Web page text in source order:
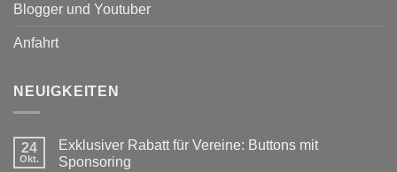
Blogger und Youtuber
Anfahrt
NEUIGKEITEN
24
Okt.
Exklusiver Rabatt für Vereine: Buttons mit
Sponsoring